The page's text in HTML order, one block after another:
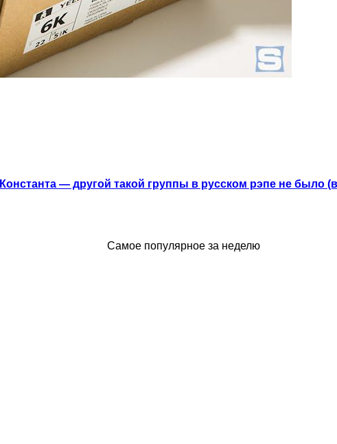
Константа — другой такой группы в русском рэпе не было
Самое популярное за неделю